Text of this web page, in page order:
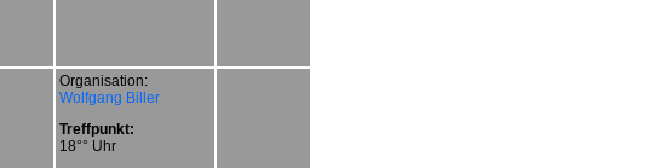
Organisation:
Wolfgang Biller
Treffpunkt:
18°° Uhr